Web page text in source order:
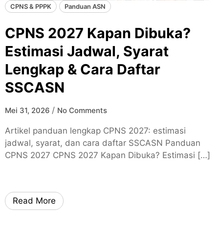
CPNS & PPPK Panduan ASN
CPNS 2027 Kapan Dibuka?
Estimasi Jadwal, Syarat
Lengkap & Cara Daftar
SSCASN
Mei 31, 2026 / No Comments
Artikel panduan lengkap CPNS 2027: estimasi
jadwal, syarat, dan cara daftar SSCASN Panduan
CPNS 2027 CPNS 2027 Kapan Dibuka? Estimasi […]
Read More